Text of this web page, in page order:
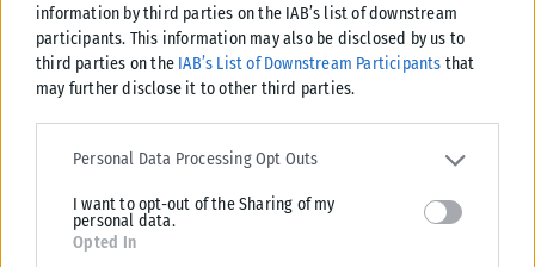
information by third parties on the IAB’s list of downstream
participants. This information may also be disclosed by us to
third parties on the IAB’s List of Downstream Participants that
may further disclose it to other third parties.
Please note that this website/app uses one or more Google
services and may gather and store information including but not
deny consent to Google and its third-party tags to use your data
for below specified purposes in below Google consent section.
Personal Data Processing Opt Outs
I want to opt-out of the Sharing of my
personal data.
Opted In
βρετανικά) και είναι υποδεέστερα των Rafale, αλλά και των
F-16 VIPER.
Σε περίπτωση, όμως, που επιθυμεί να αποκτήσει πραγματικές
δυνατότητες πολλαπλών ρόλων θα πρέπει να προμηθευτεί
καινούργια αεροσκάφη διαμόρφωσης Tranche 2, 3 ή 4 που
είναι 4++ γενιάς. Το κόστος, όμως, θα είναι ασύγκριτα
μεγαλύτερο από αυτό των μεταχειρισμένων Tranche 1, όπως
ασύγκριτα μεγαλύτερος θα είναι και ο χρόνος παράδοσης.